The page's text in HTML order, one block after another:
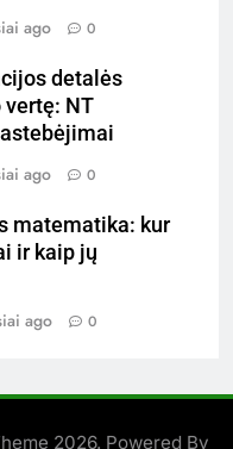
ago 0
detalės
vertę: NT
ago 0
matematika: kur
ir kaip jų
ago 0
2026. Powered By